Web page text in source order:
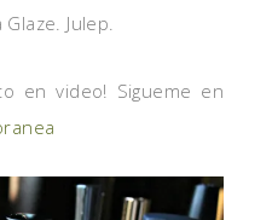
Julep.
en video! Sigueme en